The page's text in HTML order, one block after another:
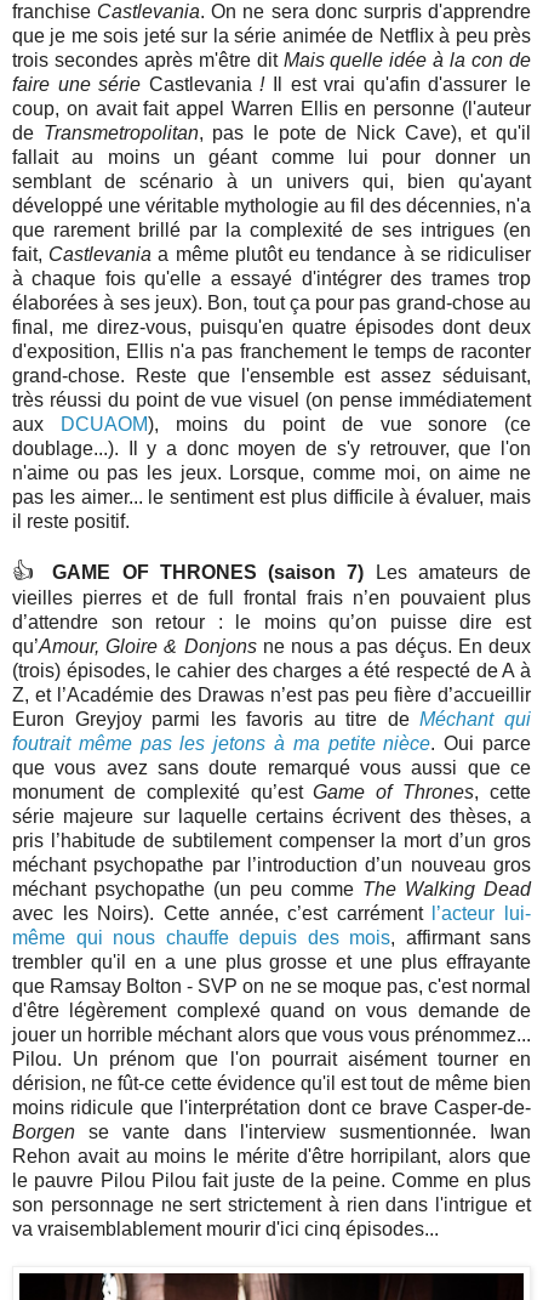
franchise Castlevania. On ne sera donc surpris d'apprendre
que je me sois jeté sur la série animée de Netflix à peu près
trois secondes après m'être dit Mais quelle idée à la con de
faire une série Castlevania!Il est vrai qu'afin d'assurer le
coup, on avait fait appel Warren Ellis en personne (l'auteur
de Transmetropolitan, pas le pote de Nick Cave), et qu'il
fallait au moins un géant comme lui pour donner un
semblant de scénario à un univers qui, bien qu'ayant
développé une véritable mythologie au fil des décennies, n'a
que rarement brillé par la complexité de ses intrigues (en
fait, Castlevania a même plutôt eu tendance à se ridiculiser
à chaque fois qu'elle a essayé d'intégrer des trames trop
élaborées à ses jeux). Bon, tout ça pour pas grand-chose au
final, me direz-vous, puisqu'en quatre épisodes dont deux
d'exposition, Ellis n'a pas franchement le temps de raconter
grand-chose. Reste que l'ensemble est assez séduisant,
très réussi du point de vue visuel (on pense immédiatement
aux
DCUAOM), moins du point de vue sonore (ce
doublage...). Il y a donc moyen de s'y retrouver, que l'on
n'aime ou pas les jeux. Lorsque, comme moi, on aime ne
pas les aimer... le sentiment est plus difficile à évaluer, mais
il reste positif.
👍GAME OF THRONES (saison 7) Les amateurs de
vieilles pierres et de full frontal frais n’en pouvaient plus
d’attendre son retour : le moins qu’on puisse dire est
qu’Amour, Gloire & Donjonsne nous a pas déçus. En deux
(trois) épisodes, le cahier des charges a été respecté de A à
Z, et l’Académie des Drawas n’est pas peu fière d’accueillir
Euron Greyjoy parmi les favoris au titre deMéchant qui
foutrait même pas les jetons à ma petite nièce. Oui parce
que vous avez sans doute remarqué vous aussi que ce
monument de complexité qu’estGame of Thrones, cette
série majeure sur laquelle certains écrivent des thèses, a
pris l’habitude de subtilement compenser la mort d’un gros
méchant psychopathe par l’introduction d’un nouveau gros
méchant psychopathe (un peu comme The Walking Dead
avec les Noirs). Cette année, c’est carrément
l’acteur lui-
même qui nous chauffe depuis des mois, affirmant sans
trembler qu'il en a une plus grosse et une plus effrayante
que Ramsay Bolton - SVP on ne se moque pas, c'est normal
d'être légèrement complexé quand on vous demande de
jouer un horrible méchant alors que vous vous prénommez...
Pilou. Un prénom que l'on pourrait aisément tourner en
dérision, ne fût-ce cette évidence qu'il est tout de même bien
moins ridicule que l'interprétation dont ce brave Casper-de-
Borgen se vante dans l'interview susmentionnée. Iwan
Rehon avait au moins le mérite d'être horripilant, alors que
le pauvre Pilou Pilou fait juste de la peine. Comme en plus
son personnage ne sert strictement à rien dans l'intrigue et
va vraisemblablement mourir d'ici cinq épisodes...